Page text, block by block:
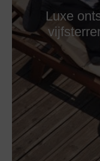
Luxe